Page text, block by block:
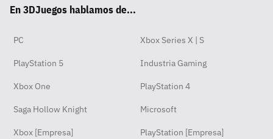
pp
ok
En 3DJuegos hablamos de...
PC Xbox Series X | S
PlayStation 5 Industria Gaming
Xbox One PlayStation 4
Saga Hollow Knight Microsoft
Xbox [Empresa] PlayStation [Empresa]